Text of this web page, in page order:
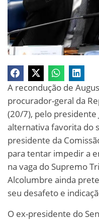
A recondução de
procurador-geral da
(20/7), pelo presidente
alternativa favorita do
presidente da
para tentar impedir a
na vaga do Supremo
Alcolumbre ainda
seu desafeto e
O ex-presidente do